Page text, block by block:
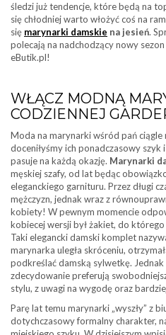
śledzi już tendencje, które będą na
się chłodniej warto włożyć coś na
się marynarki damskie na jesień.
polecają na nadchodzący nowy
eButik.pl!
WŁĄCZ MODNĄ
CODZIENNEJ
Moda na marynarki wśród pań ciągle
doceniłyśmy ich ponadczasowy szyk
pasuje na każdą okazję. Marynarki
męskiej szafy, od lat będąc
eleganckiego garnituru. Przez długi
mężczyzn, jednak wraz z
kobiety! W pewnym momencie
kobiecej wersji był żakiet, do którego
Taki elegancki damski komplet
marynarka uległa skróceniu,
podkreślać damską sylwetkę.
zdecydowanie preferują
stylu, z uwagi na wygodę oraz
Parę lat temu marynarki „wyszły” z
dotychczasowy formalny charakter,